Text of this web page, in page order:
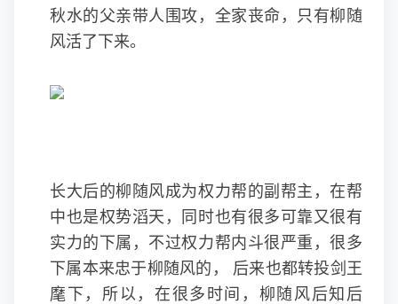
秋水的父亲带人围攻，全家丧命，只有柳随
风活了下来。
长大后的柳随风成为权力帮的副帮主，在帮
中也是权势滔天，同时也有很多可靠又很有
实力的下属，不过权力帮内斗很严重，很多
下属本来忠于柳随风的， 后来也都转投剑王
麾下，所以，在很多时间，柳随风后知后